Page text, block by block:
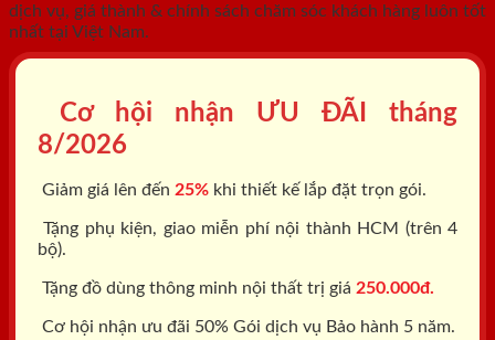
dịch vụ, giá thành & chính sách chăm sóc khách hàng luôn tốt
nhất tại Việt Nam.
Cơ hội nhận ƯU ĐÃI tháng
8/2026
Giảm giá lên đến 25% khi thiết kế lắp đặt trọn gói.
Tặng phụ kiện, giao miễn phí nội thành HCM (trên 4
bộ).
Tặng đồ dùng thông minh nội thất trị giá 250.000đ.
Cơ hội nhận ưu đãi 50% Gói dịch vụ Bảo hành 5 năm.